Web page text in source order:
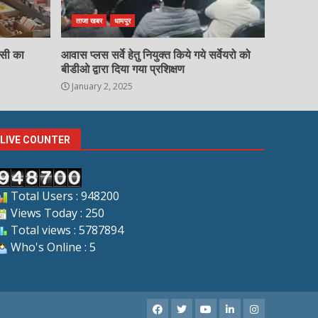
का
ताजा खबर धामपुर
आवास प्लस सर्वे हेतु नियुक्त किये गये सर्वेयरो को
बीडीओ द्वारा दिया गया प्रशिक्षण
January 2, 2025
LIVE COUNTER
Total Users : 948200
Views Today : 250
Total views : 5787894
Who's Online : 5
Facebook
X YoutubeLinkedInInstagram